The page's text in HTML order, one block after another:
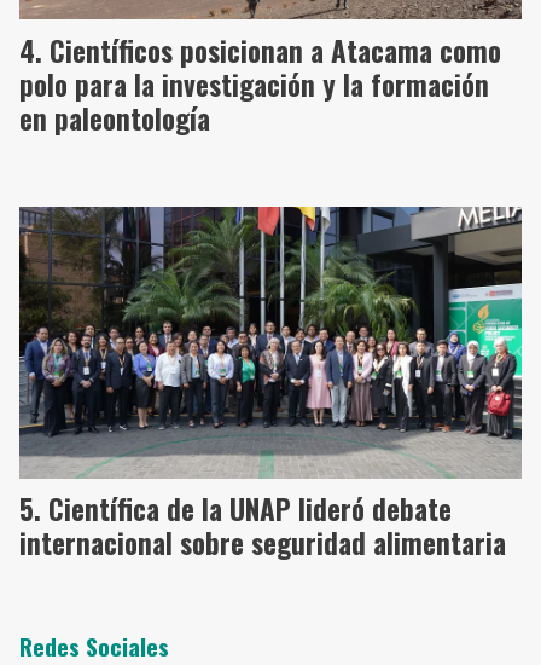
Científicos posicionan a Atacama como
polo para la investigación y la formación
en paleontología
Científica de la UNAP lideró debate
internacional sobre seguridad alimentaria
Redes Sociales